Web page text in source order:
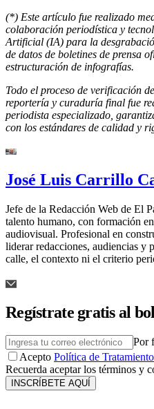
(*) Este artículo fue realizado
colaboración periodística y
Artificial (IA) para la
de datos de boletines de prensa
estructuración de infografías.
Todo el proceso de verificación
reportería y curaduría final fue
periodista especializado,
con los estándares de calidad y
José Luis Carrillo
Jefe de la Redacción Web de El
talento humano, con formación
audiovisual. Profesional en
liderar redacciones, audiencias y
calle, el contexto ni el criterio
Regístrate gratis al
Por
Acepto Política de
Recuerda aceptar los términos y
INSCRÍBETE AQUÍ